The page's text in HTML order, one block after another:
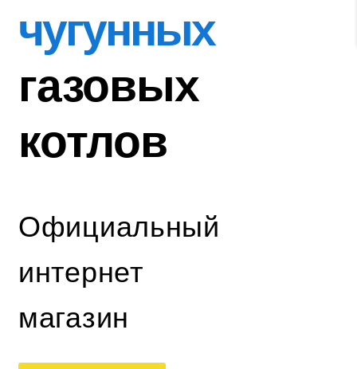
чугунных
газовых
котлов
Официальный
интернет
магазин